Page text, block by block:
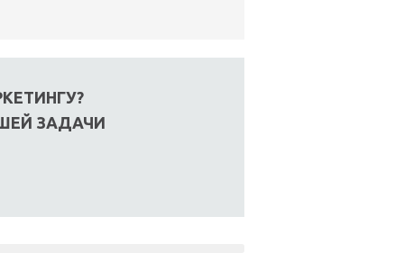
ЗАДАЧИ